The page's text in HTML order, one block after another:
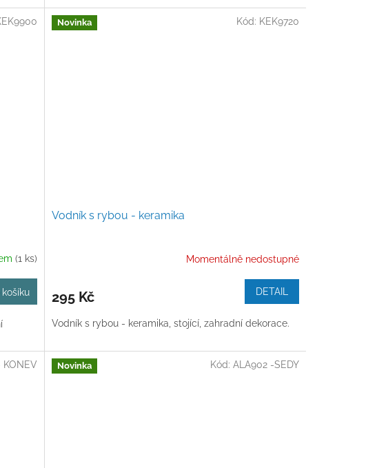
(1 ks)
košíku
Novinka
Vodník s rybou - keramika
Momentálně nedostupné
295 Kč DETAIL
Vodník s rybou - keramika, stojící, zahradní dekorace.
Kód: KEK9720
KONEV Novinka Kód: ALA902 -SEDY